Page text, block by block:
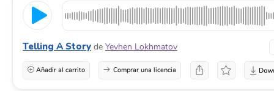
Telling A Story de Yevhen Lokhmatov
Añadir al carrito Comprar una licencia